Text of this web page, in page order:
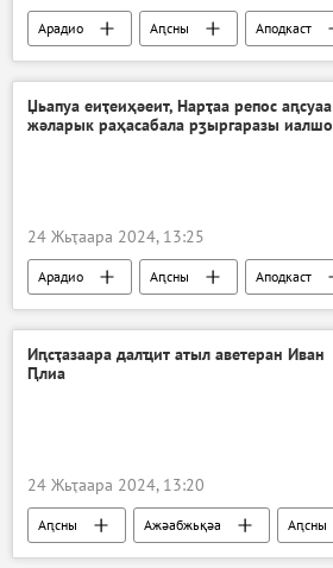
Арадио Аԥсны Аподкаст
Џьапуа еиҭеиҳәеит, Нарҭаа репос аԥсуаа
жәларык раҳасабала рӡыргаразы иалшо
24 Жьҭаара 2024, 13:25
Арадио Аԥсны Аподкаст
Иԥсҭазаара далҵит атыл аветеран Иван
Ԥлиа
24 Жьҭаара 2024, 13:20
Аԥсны Ажәабжьқәа Аԥсны